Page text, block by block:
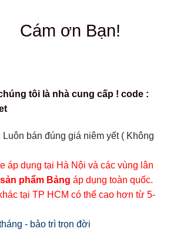
Cám ơn Bạn!
tôi là nhà cung cấp ! code :
Luôn bán đúng giá niêm yết ( Không
áp dụng tại Hà Nội và các vùng lân
phẩm Bảng áp dụng toàn quốc.
tại TP HCM có thể cao hơn từ 5-
- bảo trì trọn đời